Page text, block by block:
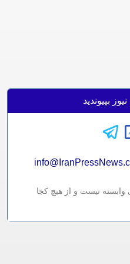
بپیوندید
نیست و از هیچ کجا